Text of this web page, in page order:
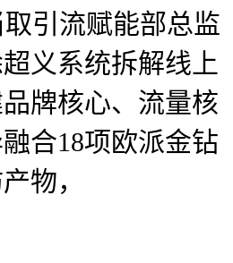
引流赋能部总监
义系统拆解线上
牌核心、流量核
合18项欧派金钻
物，